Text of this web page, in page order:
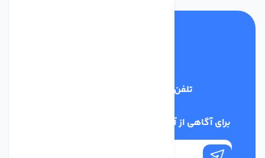
تلفن پشتیبانی
برای آگاهی از آخرین اخبار در خبرنامه ما عضو شوید